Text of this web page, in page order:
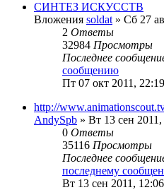
СИНТЕЗ ИСКУССТВ
Вложения soldat » Сб 27
2 Ответы
32984 Просмотры
Последнее
сообщению
Пт 07 окт 2011, 22:19
http://
AndySpb » Вт 13 сен
0 Ответы
35116 Просмотры
Последнее
последнему
Вт 13 сен 2011, 12:06